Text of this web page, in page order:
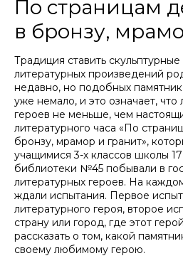
По страницам
в бронзу,
Традиция ставить
литературных произведений
недавно, но подобных
уже немало, и это означает,
героев не меньше, чем
литературного часа «По
бронзу, мрамор и гранит»,
учащимися 3-х классов школы
библиотеки №45 побывали в
литературных героев. На
ждали испытания. Первое
литературного героя, второе
страну или город, где этот
рассказать о том, какой
своему любимому герою.